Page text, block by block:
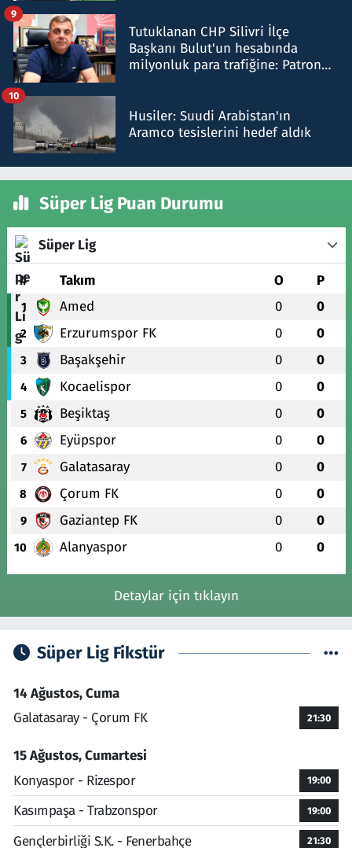
Tutuklanan CHP Silivri İlçe
Başkanı Bulut'un hesabında
milyonluk para trafiğine: Patron
9
Husiler: Suudi Arabistan'ın
Aramco tesislerini hedef aldık
10
Süper Lig Puan Durumu
Süper Lig
# Takım O P
1 Amed 0 0
2 Erzurumspor FK 0 0
3 Başakşehir 0 0
4 Kocaelispor 0 0
5 Beşiktaş 0 0
6 Eyüpspor 0 0
7 Galatasaray 0 0
8 Çorum FK 0 0
9 Gaziantep FK 0 0
10 Alanyaspor 0 0
Detaylar için tıklayın
Süper Lig Fikstür
14 Ağustos, Cuma
Galatasaray - Çorum FK
21:30
15 Ağustos, Cumartesi
Konyaspor - Rizespor
19:00
Kasımpaşa - Trabzonspor 19:00
Gençlerbirliği S.K. - Fenerbahçe 21:30